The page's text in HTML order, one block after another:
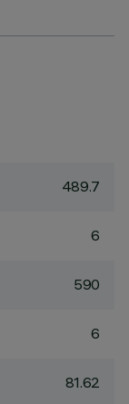
489.7
6
590
6
81.62